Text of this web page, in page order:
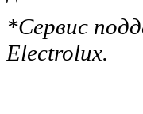
*Cервис
Electrolux.